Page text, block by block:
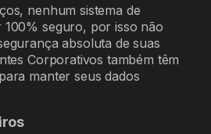
nenhum sistema de
seguro, por isso não
absoluta de suas
Corporativos também têm
manter seus dados